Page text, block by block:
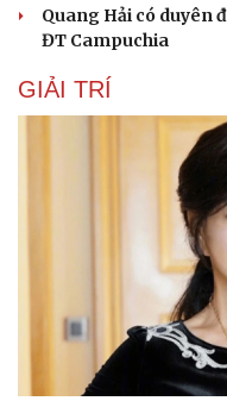
Quang Hải có duyên
ĐT Campuchia
GIẢI TRÍ